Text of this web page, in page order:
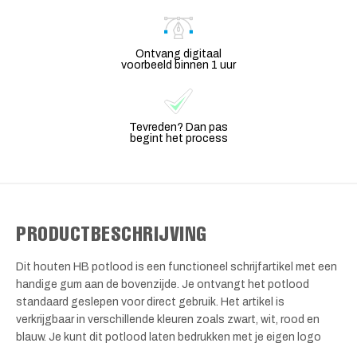
Ontvang digitaal
voorbeeld binnen 1 uur
Tevreden? Dan pas
begint het process
PRODUCTBESCHRIJVING
Dit houten HB potlood is een functioneel schrijfartikel met een
handige gum aan de bovenzijde. Je ontvangt het potlood
standaard geslepen voor direct gebruik. Het artikel is
verkrijgbaar in verschillende kleuren zoals zwart, wit, rood en
blauw. Je kunt dit potlood laten bedrukken met je eigen logo